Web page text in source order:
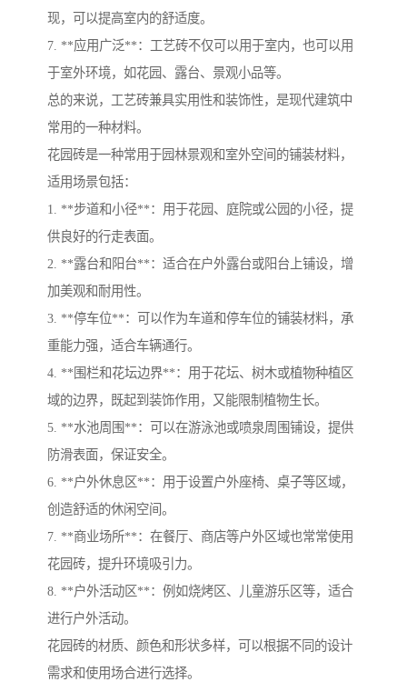
现，可以提高室内的舒适度。
7. **应用广泛**：工艺砖不仅可以用于室内，也可以用
于室外环境，如花园、露台、景观小品等。
总的来说，工艺砖兼具实用性和装饰性，是现代建筑中
常用的一种材料。
花园砖是一种常用于园林景观和室外空间的铺装材料，
适用场景包括：
1. **步道和小径**：用于花园、庭院或公园的小径，提
供良好的行走表面。
2. **露台和阳台**：适合在户外露台或阳台上铺设，增
加美观和耐用性。
3. **停车位**：可以作为车道和停车位的铺装材料，承
重能力强，适合车辆通行。
4. **围栏和花坛边界**：用于花坛、树木或植物种植区
域的边界，既起到装饰作用，又能限制植物生长。
5. **水池周围**：可以在游泳池或喷泉周围铺设，提供
防滑表面，保证安全。
6. **户外休息区**：用于设置户外座椅、桌子等区域，
创造舒适的休闲空间。
7. **商业场所**：在餐厅、商店等户外区域也常常使用
花园砖，提升环境吸引力。
8. **户外活动区**：例如烧烤区、儿童游乐区等，适合
进行户外活动。
花园砖的材质、颜色和形状多样，可以根据不同的设计
需求和使用场合进行选择。